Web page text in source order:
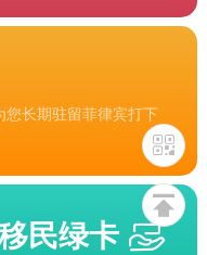
您长期驻留菲律宾打下
民绿卡